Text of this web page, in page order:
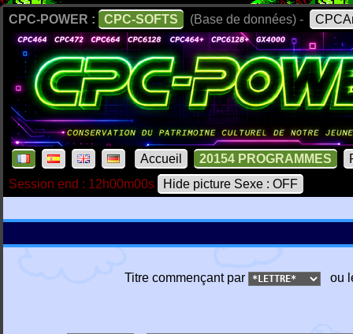
CPC-POWER : CPC-SOFTS (Base de données) -
Accueil 20154 PROGRAMMES
Session end : 12h00m00s
Hide picture Sexe : OFF
Titre commençant par ou